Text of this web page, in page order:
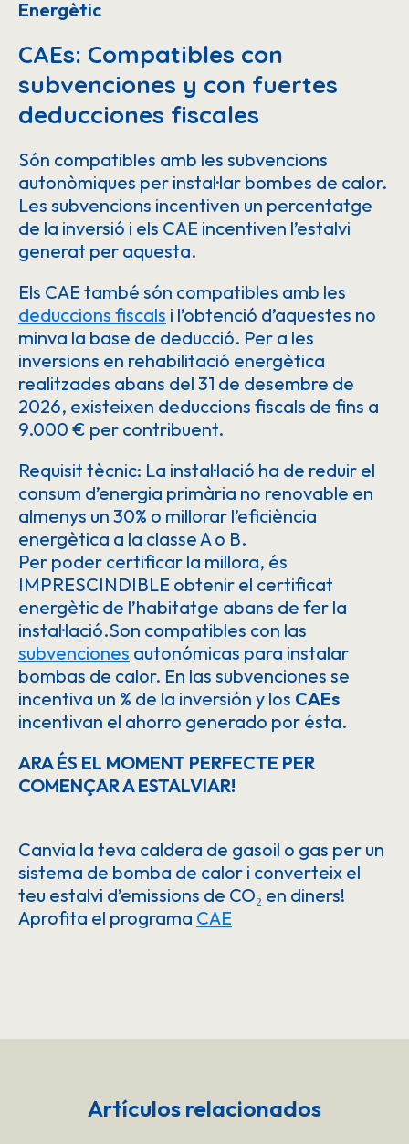
Energètic
CAEs: Compatibles con
subvenciones y con fuertes
deducciones fiscales
Són compatibles amb les subvencions
autonòmiques per instal·lar bombes de calor.
Les subvencions incentiven un percentatge
de la inversió i els CAE incentiven l’estalvi
generat per aquesta.
Els CAE també són compatibles amb les
deduccions fiscals i l’obtenció d’aquestes no
minva la base de deducció. Per a les
inversions en rehabilitació energètica
realitzades abans del 31 de desembre de
2026, existeixen deduccions fiscals de fins a
9.000 € per contribuent.
Requisit tècnic: La instal·lació ha de reduir el
consum d’energia primària no renovable en
almenys un 30% o millorar l’eficiència
energètica a la classe A o B.
Per poder certificar la millora, és
IMPRESCINDIBLE obtenir el certificat
energètic de l’habitatge abans de fer la
instal·lació.Son compatibles con las
subvenciones autonómicas para instalar
bombas de calor. En las subvenciones se
incentiva un % de la inversión y los CAEs
incentivan el ahorro generado por ésta.
ARA ÉS EL MOMENT PERFECTE PER
COMENÇAR A ESTALVIAR!
Canvia la teva caldera de gasoil o gas per un
sistema de bomba de calor i converteix el
teu estalvi d’emissions de CO₂ en diners!
Aprofita el programa CAE
Artículos relacionados